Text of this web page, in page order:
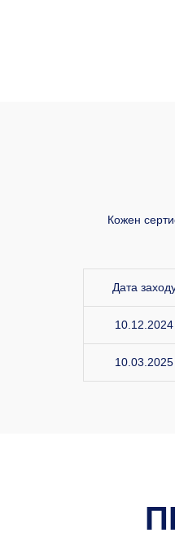
Кожен
Дата
10.12.2024
10.03.2025